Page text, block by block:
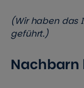
(Wir haben das
geführt.)